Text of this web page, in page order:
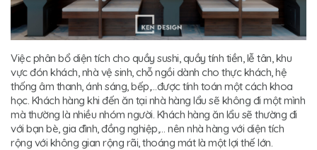
Việc phân bổ diện tích cho quầy sushi, quầy tính tiền, lễ tân, khu
vực đón khách, nhà vệ sinh, chỗ ngồi dành cho thực khách, hệ
thống âm thanh, ánh sáng, bếp,…được tính toán một cách khoa
học. Khách hàng khi đến ăn tại nhà hàng lẩu sẽ không đi một mình
mà thường là nhiều nhóm người. Khách hàng ăn lẩu sẽ thường đi
với bạn bè, gia đình, đồng nghiệp,… nên nhà hàng với diện tích
rộng với không gian rộng rãi, thoáng mát là một lợi thế lớn.